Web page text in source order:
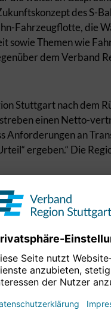
des S-
Fahrzeugflotte, die
sowie Themen wie
dem Verband
Stuttgart nach dem
einen Netto-
Anforderungen an
ergeben.“ Die
und für die Region
sein. Außerdem
begrenzt werden.
Europäischen
mit der
vorgesehen.
der jetzige
eine